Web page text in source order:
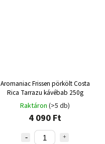
Aromaniac Frissen pörkölt Costa
Rica Tarrazu kávébab 250g
Raktáron (>5 db)
4 090 Ft